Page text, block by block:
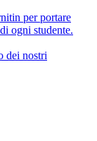
per portare
ogni studente.
dei nostri